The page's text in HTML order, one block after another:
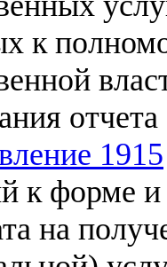
к
1915
к форме
на